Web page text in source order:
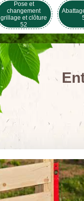
Pose et
changement
grillage et clôture
52